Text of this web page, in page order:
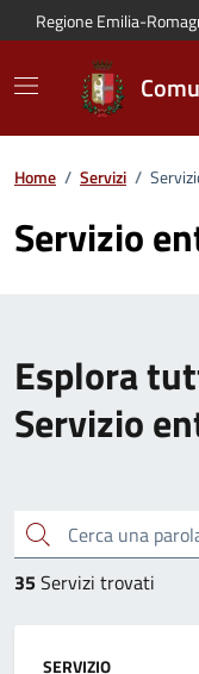
Vai al contenuto
Vai alla navigazione del
Vai al piede di pagina
Regione Emilia-
Home / Servizi /
Servizio
Esplora
Servizio
Cerca una parola chiave
35Servizi trovati
Categoria:
SERVIZIO